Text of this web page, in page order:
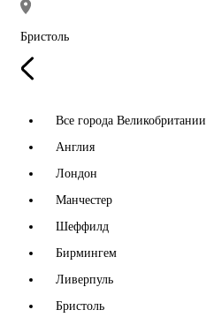
Бристоль
Все города Великобритании
Англия
Лондон
Манчестер
Шеффилд
Бирмингем
Ливерпуль
Бристоль